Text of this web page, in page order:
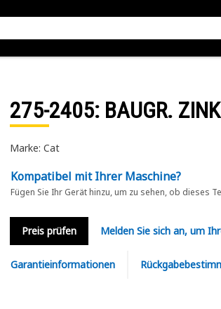
275-2405: BAUGR.
Marke: Cat
Kompatibel mit Ihrer Maschine?
Fügen Sie Ihr Gerät hinzu, um zu sehen, ob dieses
Preis prüfen Melden Sie sich an, um
Garantieinformationen